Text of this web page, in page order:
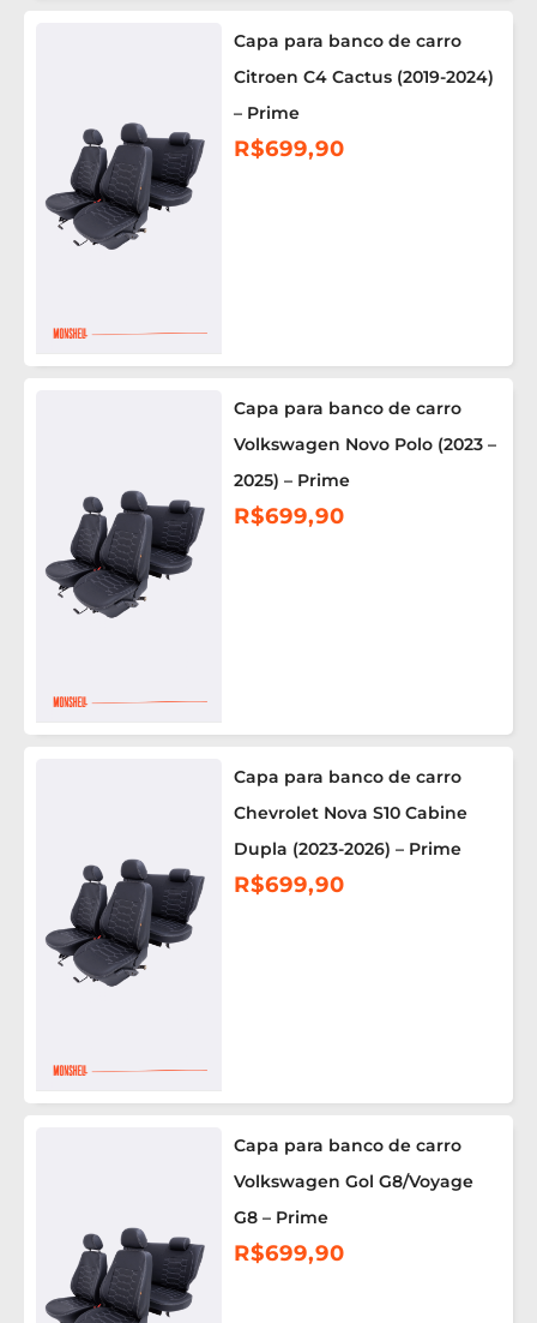
Capa para banco de carro
Citroen C4 Cactus (2019-2024)
– Prime
R$699,90
Capa para banco de carro
Volkswagen Novo Polo (2023 –
2025) – Prime
R$699,90
Capa para banco de carro
Chevrolet Nova S10 Cabine
Dupla (2023-2026) – Prime
R$699,90
Capa para banco de carro
Volkswagen Gol G8/Voyage
G8 – Prime
R$699,90